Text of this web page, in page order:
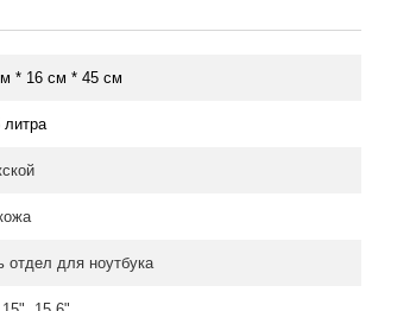
* 16 см * 45 см
литра
отдел для ноутбука